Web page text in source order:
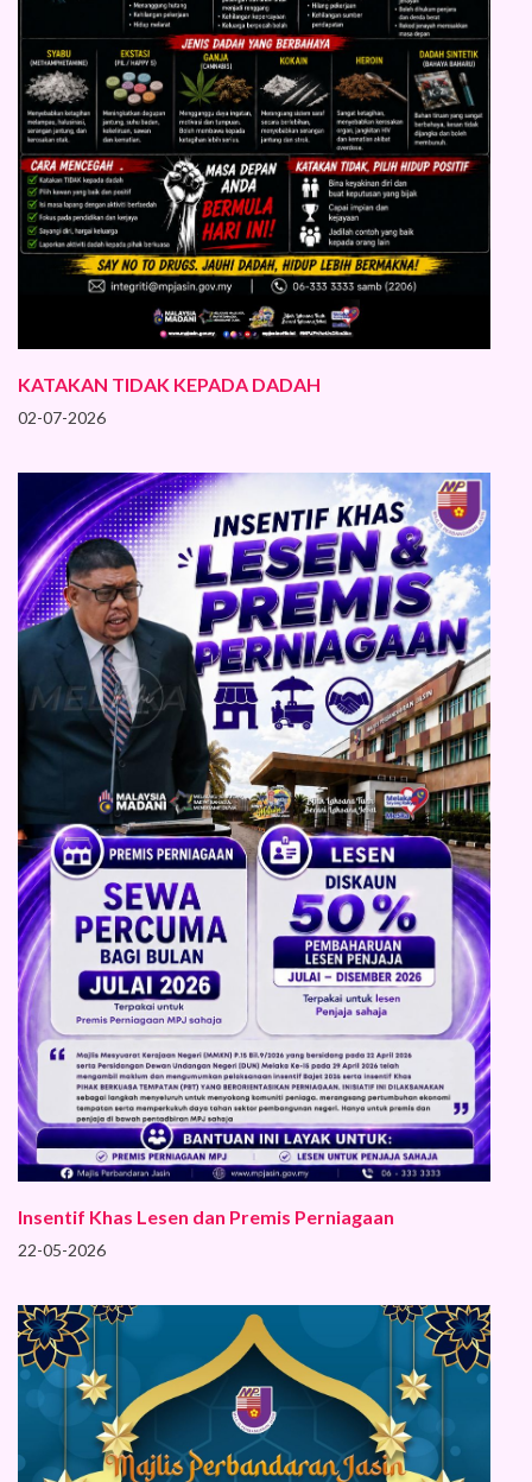
KATAKAN TIDAK KEPADA DADAH
02-07-2026
Insentif Khas Lesen dan Premis Perniagaan
22-05-2026